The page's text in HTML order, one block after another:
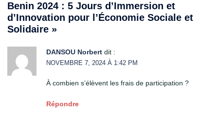
Benin 2024 : 5 Jours d’Immersion et
d’Innovation pour l’Économie Sociale et
Solidaire »
DANSOU Norbert dit :
NOVEMBRE 7, 2024 À 1:42 PM
À combien s’élèvent les frais de participation ?
Répondre